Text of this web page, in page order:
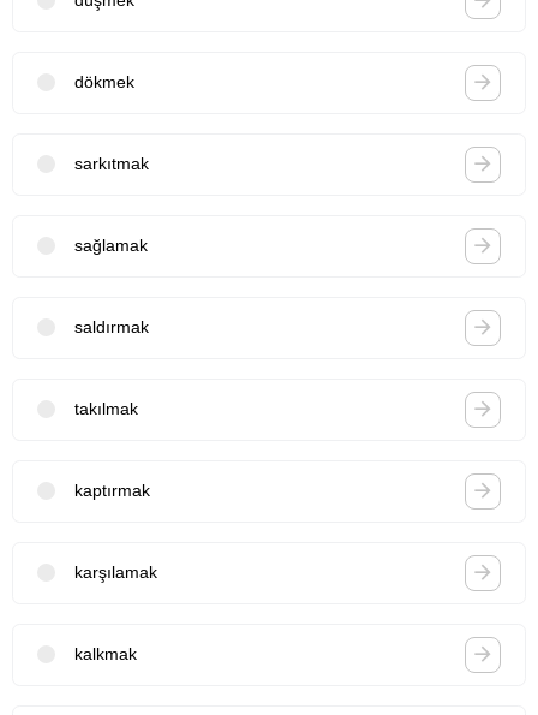
dökmek
sarkıtmak
sağlamak
saldırmak
takılmak
kaptırmak
karşılamak
kalkmak